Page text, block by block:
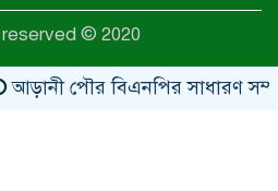
৭ মাসে ১৯ জনের অপমৃত্যু,
© 2020
পৌর বিএনপির সাধারণ সম্পাদক